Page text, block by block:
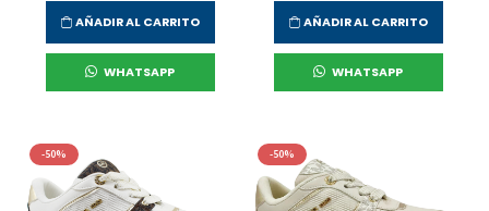
AÑADIR AL CARRITO
WHATSAPP
AÑADIR AL CARRITO
WHATSAPP
-50% -50%